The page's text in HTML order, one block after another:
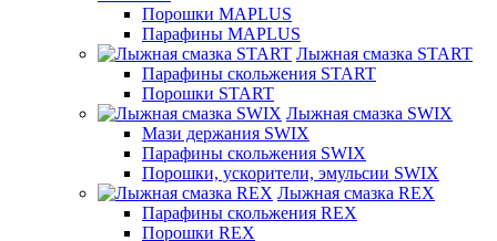
Порошки MAPLUS
Парафины MAPLUS
Лыжная смазка START
Парафины скольжения START
Порошки START
Лыжная смазка SWIX
Мази держания SWIX
Парафины скольжения SWIX
Порошки, ускорители, эмульсии SWIX
Лыжная смазка REX
Парафины скольжения REX
Порошки REX